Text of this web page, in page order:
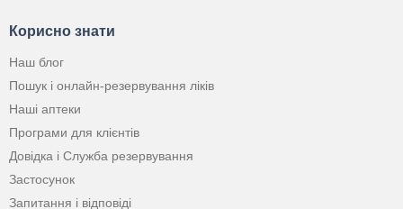
Корисно знати
Наш блог
Пошук і онлайн-резервування ліків
Наші аптеки
Програми для клієнтів
Довідка і Служба резервування
Застосунок
Запитання і відповіді